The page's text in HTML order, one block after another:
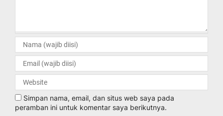
Simpan nama, email, dan situs web saya pada
peramban ini untuk komentar saya berikutnya.